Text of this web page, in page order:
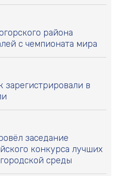
района
с чемпионата мира
зарегистрировали в
заседание
конкурса лучших
среды